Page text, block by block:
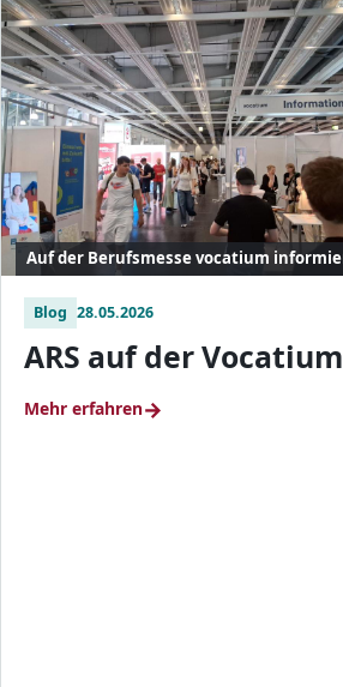
Blog 28.05.2026
ARS auf der Vocatium
Mehr erfahren→